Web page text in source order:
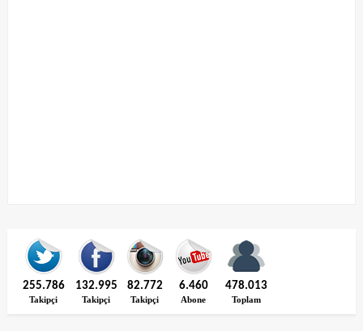
255.786
Takipçi
132.995
Takipçi
82.772
Takipçi
6.460
Abone
478.013
Toplam